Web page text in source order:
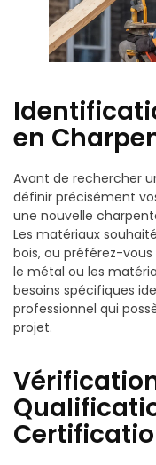
en
Avant de rechercher
définir précisément
une nouvelle
Les matériaux
bois, ou préférez-
le métal ou les
besoins spécifiques
professionnel qui
projet.